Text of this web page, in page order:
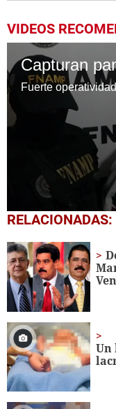
VIDEOS
0
seconds
49
seconds
RELACIONADAS:
Un